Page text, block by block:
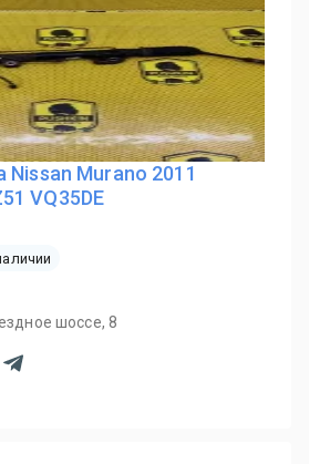
Nissan Murano 2011
VQ35DE
шоссе, 8